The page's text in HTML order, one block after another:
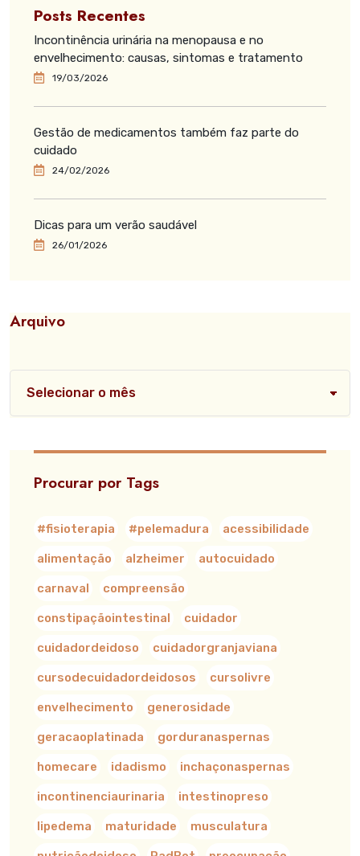
Posts Recentes
Incontinência urinária na menopausa e no
envelhecimento: causas, sintomas e tratamento
19/03/2026
Gestão de medicamentos também faz parte do
cuidado
24/02/2026
Dicas para um verão saudável
26/01/2026
Arquivo
Procurar por Tags
#fisioterapia #pelemadura acessibilidade
alimentação alzheimer autocuidado
carnaval compreensão
constipaçãointestinal cuidador
cuidadordeidoso cuidadorgranjaviana
cursodecuidadordeidosos cursolivre
envelhecimento generosidade
geracaoplatinada gorduranaspernas
homecare idadismo inchaçonaspernas
incontinenciaurinaria intestinopreso
lipedema maturidade musculatura